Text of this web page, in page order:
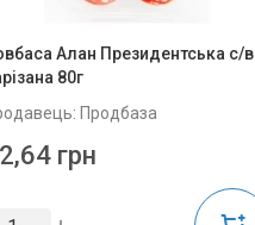
Алан Президентська с/в
80г
Продбаза
грн